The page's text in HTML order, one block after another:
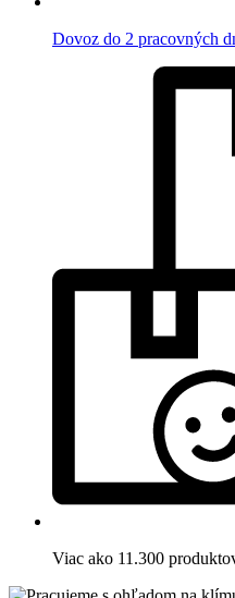
Dovoz do 2 pracovných
Viac ako 11.300